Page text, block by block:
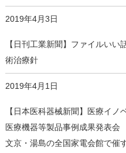
2019年4月3日
【日刊工業新聞】ファイル
術治療針
2019年4月1日
【日本医科器械新聞】医療イ
医療機器等製品事例成果発表会
文京・湯島の全国家電会館で催